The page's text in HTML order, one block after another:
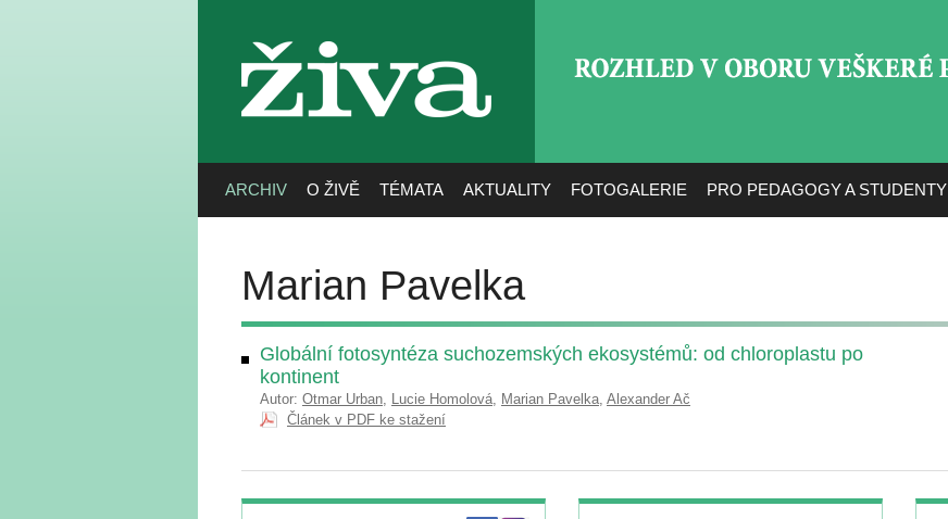
živa
ARCHIV O ŽIVĚ TÉMATA AKTUALITY FOTOGALERIE PRO PEDAGOGY A STUDENTY
Marian Pavelka
Globální fotosyntéza suchozemských ekosystémů: od chloroplastu po
kontinent
Autor: Otmar Urban, Lucie Homolová, Marian Pavelka, Alexander Ač
Článek v PDF ke stažení